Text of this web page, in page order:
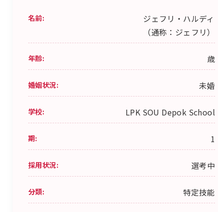
名前:
ジェフリ・ハルディ
（通称：ジェフリ）
年齢: 歳
婚姻状況: 未婚
学校: LPK SOU Depok School
期: 1
採用状況: 選考中
分類: 特定技能